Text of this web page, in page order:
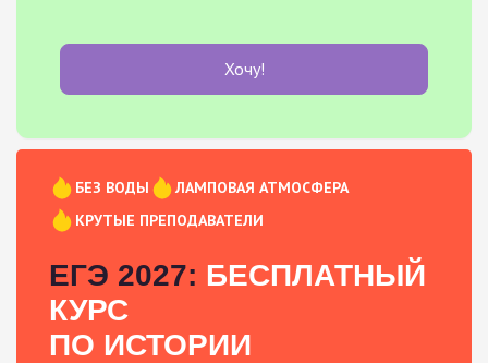
Хочу!
БЕЗ ВОДЫ
ЛАМПОВАЯ АТМОСФЕРА
КРУТЫЕ ПРЕПОДАВАТЕЛИ
ЕГЭ 2027: БЕСПЛАТНЫЙ
КУРС
ПО ИСТОРИИ